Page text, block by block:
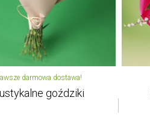
darmowa dostawa!
goździki